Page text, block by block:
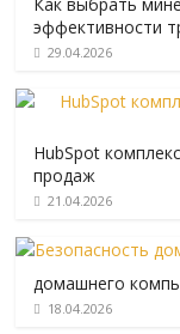
эффективности
29.04.2026
HubSpot
продаж
21.04.2026
домашнего
18.04.2026